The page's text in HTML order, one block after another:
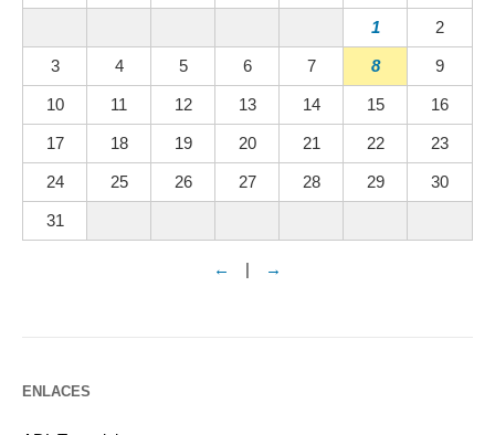
1 2
3 4 5 6 7 8 9
10 11 12 13 14 15 16
17 18 19 20 21 22 23
24 25 26 27 28 29 30
31
← | →
ENLACES